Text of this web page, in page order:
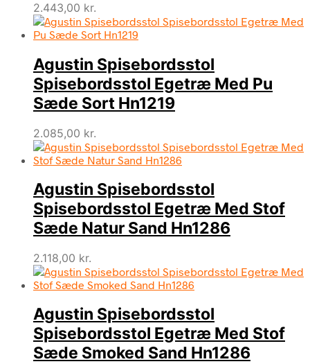
2.443,00 kr.
Agustin Spisebordsstol
Spisebordsstol Egetræ Med Pu
Sæde Sort Hn1219
2.085,00 kr.
Agustin Spisebordsstol
Spisebordsstol Egetræ Med Stof
Sæde Natur Sand Hn1286
2.118,00 kr.
Agustin Spisebordsstol
Spisebordsstol Egetræ Med Stof
Sæde Smoked Sand Hn1286